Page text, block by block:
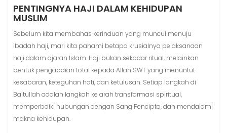
PENTINGNYA HAJI DALAM KEHIDUPAN
MUSLIM
Sebelum kita membahas kerinduan yang muncul menuju
ibadah haji, mari kita pahami betapa krusialnya pelaksanaan
haji dalam ajaran Islam. Haji bukan sekadar ritual, melainkan
bentuk pengabdian total kepada Allah SWT yang menuntut
kesabaran, keteguhan hati, dan ketulusan. Setiap langkah di
Baitullah adalah langkah ke arah transformasi spiritual,
memperbaiki hubungan dengan Sang Pencipta, dan mendalami
makna kehidupan.